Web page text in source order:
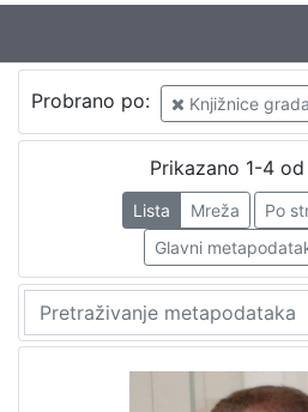
Probrano po: Knjižnice
Prikazano 1-4
Lista Mreža
Po
Glavni